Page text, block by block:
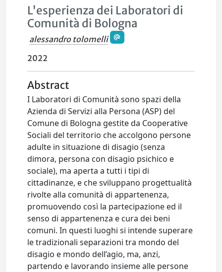
L'esperienza dei Laboratori di
Comunità di Bologna
alessandro tolomelli
2022
Abstract
I Laboratori di Comunità sono spazi della
Azienda di Servizi alla Persona (ASP) del
Comune di Bologna gestite da Cooperative
Sociali del territorio che accolgono persone
adulte in situazione di disagio (senza
dimora, persona con disagio psichico e
sociale), ma aperta a tutti i tipi di
cittadinanze, e che sviluppano progettualità
rivolte alla comunità di appartenenza,
promuovendo così la partecipazione ed il
senso di appartenenza e cura dei beni
comuni. In questi luoghi si intende superare
le tradizionali separazioni tra mondo del
disagio e mondo dell’agio, ma, anzi,
partendo e lavorando insieme alle persone